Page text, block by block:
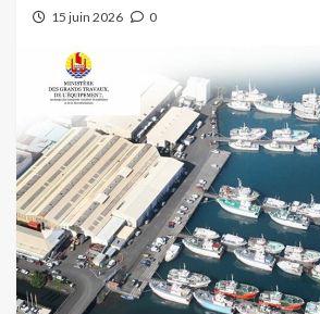
15 juin 2026 0